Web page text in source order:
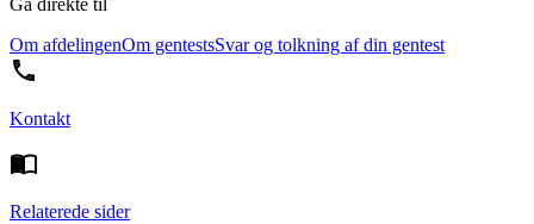
Gå direkte til
Om afdelingenOm gentestsSvar og tolkning af din gentest
Kontakt
Relaterede sider